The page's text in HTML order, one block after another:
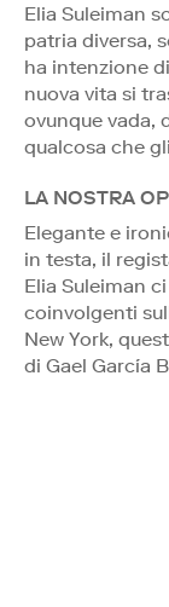
Elia Suleiman
patria diversa,
ha intenzione
nuova vita si
ovunque vada,
qualcosa che
LA NOSTRA
Elegante e
in testa, il
Elia Suleiman
coinvolgenti
New York,
di Gael García